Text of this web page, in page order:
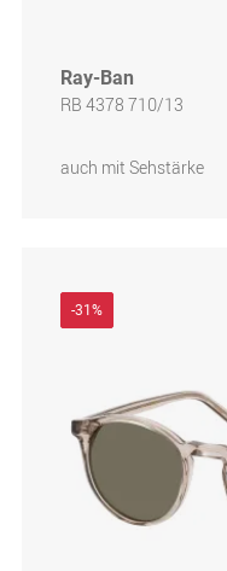
Ray-Ban
RB 4378 710/13
auch mit Sehstärke
-31%